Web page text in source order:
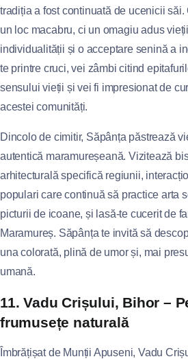
tradiția a fost continuată de ucenicii
un loc macabru, ci un omagiu adus
individualității și o acceptare senină a
te printre cruci, vei zâmbi citind
sensului vieții și vei fi impresionat de
acestei comunități.
Dincolo de cimitir, Săpânța păstrează
autentică maramureșeană. Vizitează
arhitecturală specifică regiunii,
populari care continuă să practice arta
picturii de icoane, și lasă-te cucerit de
Maramureș. Săpânța te invită să
una colorată, plină de umor și, mai
umană.
11. Vadu Crișului, Bihor –
frumusețe naturală
Îmbrățișat de Munții Apuseni, Vadu